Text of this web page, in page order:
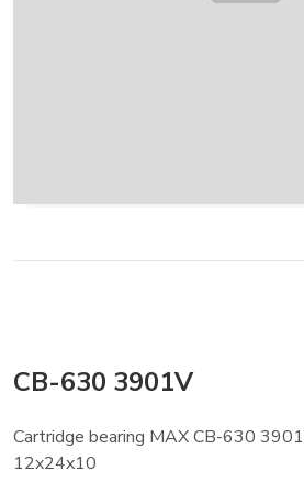
CB-630 3901V
Cartridge bearing MAX CB-630
12x24x10